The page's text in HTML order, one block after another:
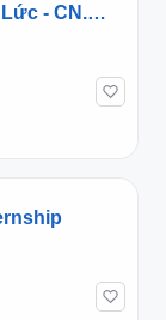
- CN.
Ninh